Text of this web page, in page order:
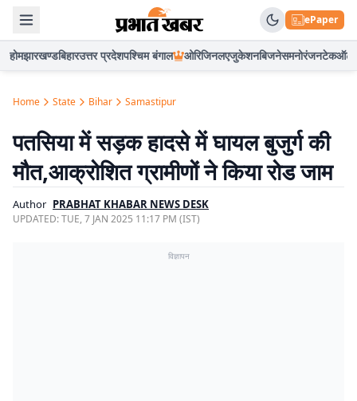
ePaper
होमझारखण्डबिहारउत्तर प्रदेशपश्चिम बंगाल ओरिजिनलएजुकेशनबिजनेसमनोरंजनटेकऑटो
Home State Bihar Samastipur
पतसिया में सड़क हादसे में घायल बुजुर्ग की
मौत,आक्रोशित ग्रामीणों ने किया रोड जाम
Author PRABHAT KHABAR NEWS DESK
UPDATED:TUE, 7 JAN 2025 11:17 PM (IST)
विज्ञापन